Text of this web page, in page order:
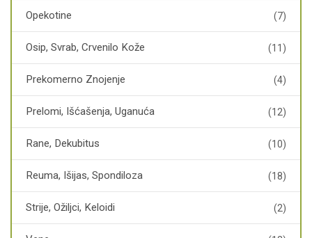
Opekotine (7)
Osip, Svrab, Crvenilo Kože (11)
Prekomerno Znojenje (4)
Prelomi, Išćašenja, Uganuća (12)
Rane, Dekubitus (10)
Reuma, Išijas, Spondiloza (18)
Strije, Ožiljci, Keloidi (2)